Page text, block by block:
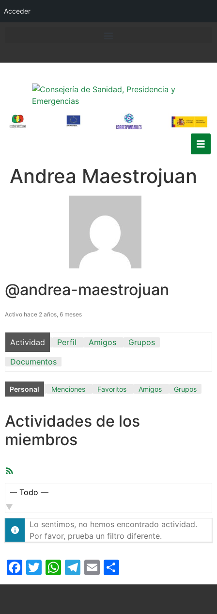
Acceder
Andrea Maestrojuan
@andrea-maestrojuan
Activo hace 2 años, 6 meses
Actividad Perfil Amigos
Grupos
Documentos
Personal Menciones Favoritos Amigos Grupos
Actividades de los
miembros
Mostrar:
Lo sentimos, no hemos encontrado actividad.
Por favor, prueba un filtro diferente.
Facebook
Twitter
WhatsApp
Telegram
Email